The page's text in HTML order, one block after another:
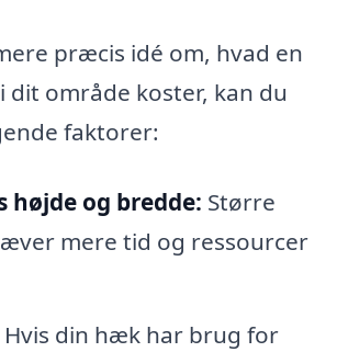
præcis idé om, hvad en
område koster, kan du
faktorer:
højde og bredde: Større
mere tid og ressourcer
Hvis din hæk har brug for